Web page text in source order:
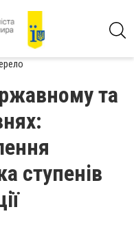
та
ступенів